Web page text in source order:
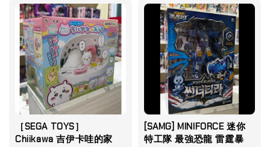
［SEGA TOYS］
Chiikawa 吉伊卡哇的家
[SAMG] MINIFORCE 迷你
特工隊 最強恐龍 雷霆暴